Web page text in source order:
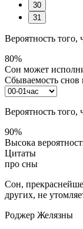
30
31
Вероятность того,
80%
Сон может
Сбываемость снов
Вероятность того,
90%
Высока
Цитаты
про сны
Сон,
других, не
Роджер Желязны